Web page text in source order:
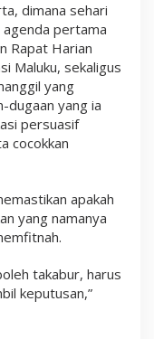
dimana sehari
agenda pertama
Rapat Harian
Maluku, sekaligus
yang
dugaan yang ia
persuasif
cocokkan
apakah
yang namanya
takabur, harus
keputusan,”